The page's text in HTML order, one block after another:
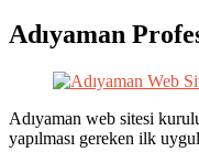
Adıyaman
Adıyaman web sitesi
yapılması gereken ilk